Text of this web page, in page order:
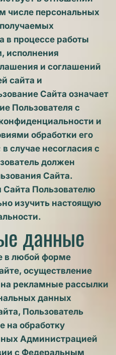
числе персональных
в процессе работы
исполнения
и соглашений
сайта и
Сайта означает
Пользователя с
и
обработки его
случае несогласия с
должен
Сайта.
Пользователю
изучить настоящую
данные
в любой форме
осуществление
на рекламные рассылки
данных
Пользователь
на обработку
Администрацией
с Федеральным